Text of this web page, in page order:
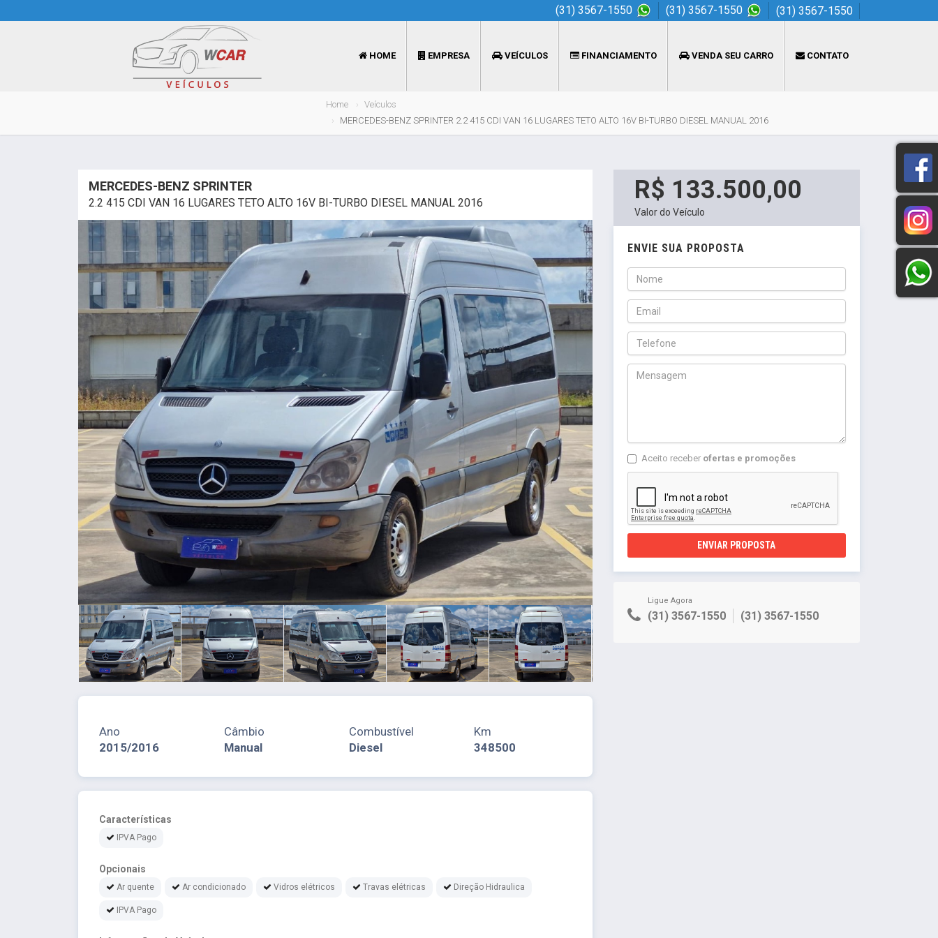
(31) 3567-1550 (31) 3567-1550 (31) 3567-1550
HOME EMPRESA VEÍCULOS FINANCIAMENTO VENDA SEU CARRO CONTATO
Home
Veículos
MERCEDES-BENZ SPRINTER 2.2 415 CDI VAN 16 LUGARES TETO ALTO 16V BI-TURBO DIESEL MANUAL 2016
MERCEDES-BENZ SPRINTER
2.2 415 CDI VAN 16 LUGARES TETO ALTO 16V BI-TURBO DIESEL MANUAL 2016
Ano
2015/2016
Câmbio
Manual
Combustível
Diesel
Km
348500
Características
IPVA Pago
Opcionais
Ar quente Ar condicionado Vidros elétricos Travas elétricas Direção Hidraulica
IPVA Pago
R$ 133.500,00
Valor do Veículo
ENVIE SUA PROPOSTA
Aceito receber ofertas e promoções
ENVIAR PROPOSTA
Ligue Agora
(31) 3567-1550 (31) 3567-1550